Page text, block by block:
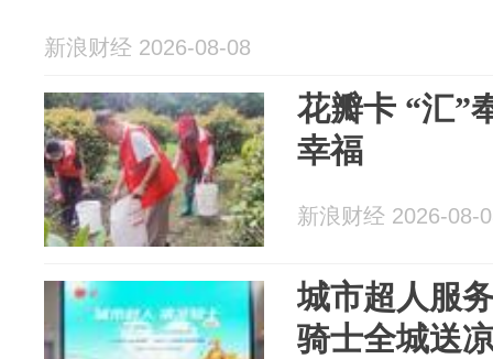
新浪财经 2026-08-08
花瓣卡 “汇”
幸福
新浪财经 2026-08-
城市超人服
骑士全城送